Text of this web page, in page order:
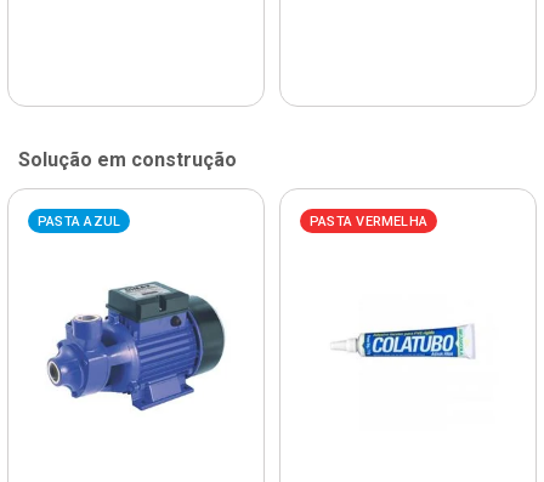
Solução em construção
PASTA AZUL PASTA VERMELHA